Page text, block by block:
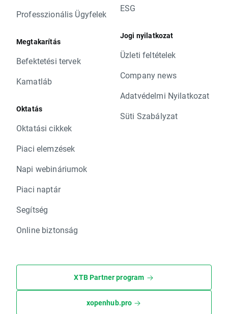
Professzionális Ügyfelek
Megtakarítás
Befektetési tervek
Kamatláb
Oktatás
Oktatási cikkek
Piaci elemzések
Napi webináriumok
Piaci naptár
Segítség
Online biztonság
ESG
Jogi nyilatkozat
Üzleti feltételek
Company news
Adatvédelmi Nyilatkozat
Süti Szabályzat
XTB Partner program
xopenhub.pro